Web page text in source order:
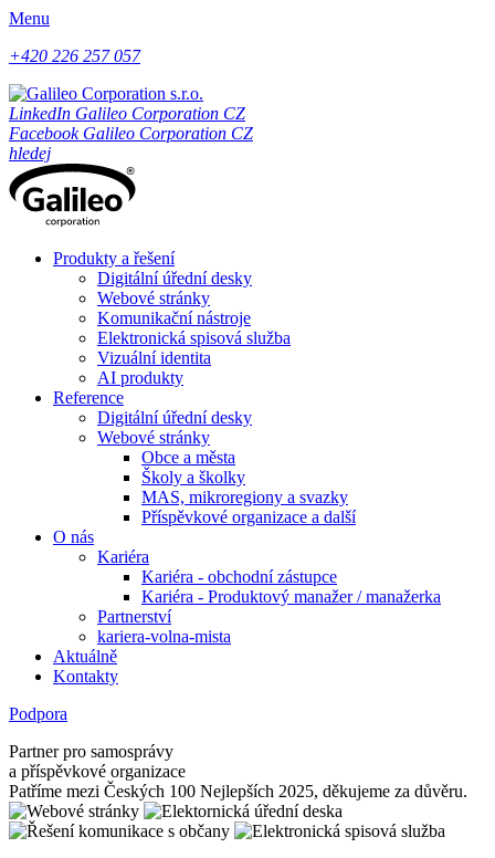
Menu
+420 226 257 057
LinkedIn Galileo Corporation CZ
Facebook Galileo Corporation CZ
hledej
Produkty a řešení
Digitální úřední desky
Webové stránky
Komunikační nástroje
Elektronická spisová služba
Vizuální identita
AI produkty
Reference
Digitální úřední desky
Webové stránky
Obce a města
Školy a školky
MAS, mikroregiony a svazky
Příspěvkové organizace a další
O nás
Kariéra
Kariéra - obchodní zástupce
Kariéra - Produktový manažer / manažerka
Partnerství
kariera-volna-mista
Aktuálně
Kontakty
Podpora
Partner pro samosprávy
a příspěvkové organizace
Patříme mezi Českých 100 Nejlepších 2025, děkujeme za důvěru.